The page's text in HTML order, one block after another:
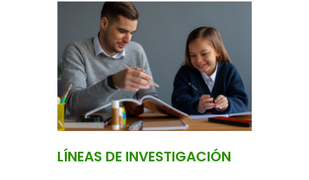
LÍNEAS DE INVESTIGACIÓN